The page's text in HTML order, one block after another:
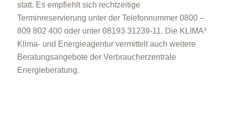
statt. Es empfiehlt sich rechtzeitige
Terminreservierung unter der Telefonnummer 0800 –
809 802 400 oder unter 08193 31239-11. Die KLIMA³
Klima- und Energieagentur vermittelt auch weitere
Beratungsangebote der Verbraucherzentrale
Energieberatung.